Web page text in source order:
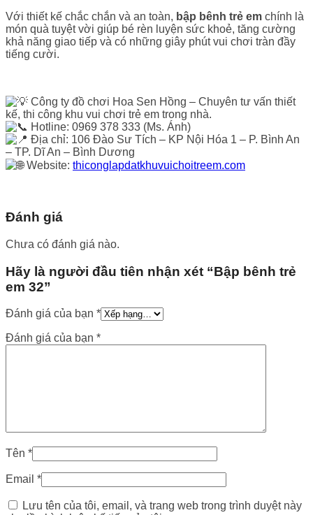
Với thiết kế chắc chắn và an toàn, bập bênh trẻ em chính là
món quà tuyệt vời giúp bé rèn luyện sức khoẻ, tăng cường
khả năng giao tiếp và có những giây phút vui chơi tràn đầy
tiếng cười.
Công ty đồ chơi Hoa Sen Hồng – Chuyên tư vấn thiết
kế, thi công khu vui chơi trẻ em trong nhà.
Hotline: 0969 378 333 (Ms. Ánh)
Địa chỉ: 106 Đào Sư Tích – KP Nội Hóa 1 – P. Bình An
– TP. Dĩ An – Bình Dương
Website: thiconglapdatkhuvuichoitreem.com
Đánh giá
Chưa có đánh giá nào.
Hãy là người đầu tiên nhận xét “Bập bênh trẻ
em 32”
Đánh giá của bạn *
Đánh giá của bạn *
Tên *
Email *
Lưu tên của tôi, email, và trang web trong trình duyệt này